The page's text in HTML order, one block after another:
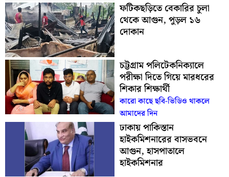
ফটিকছড়িতে বেকারির চুলা
থেকে আগুন, পুড়ল ১৬
দোকান
চট্টগ্রাম পলিটেকনিক্যালে
পরীক্ষা দিতে গিয়ে মারধরের
শিকার শিক্ষার্থী
কারো কাছে ছবি-ভিডিও থাকলে
আমাদের দিন
ঢাকায় পাকিস্তান
হাইকমিশনারের বাসভবনে
আগুন, হাসপাতালে
হাইকমিশনার